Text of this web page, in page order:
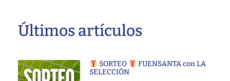
Últimos artículos
SORTEO
FUENSANTA con LA
SELECCIÓN